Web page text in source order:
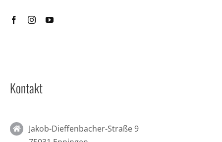
Kontakt
Jakob-Dieffenbacher-Straße 9